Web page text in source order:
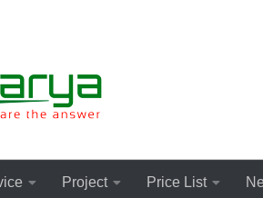
Project Price List